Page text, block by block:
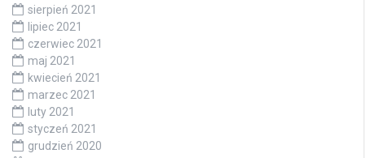
sierpień 2021
lipiec 2021
czerwiec 2021
maj 2021
kwiecień 2021
marzec 2021
luty 2021
styczeń 2021
grudzień 2020